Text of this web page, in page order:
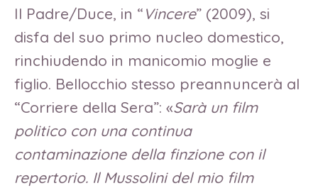
Il Padre/Duce, in “Vincere” (2009), si
disfa del suo primo nucleo domestico,
rinchiudendo in manicomio moglie e
figlio. Bellocchio stesso preannuncerà al
“Corriere della Sera”: «Sarà un film
politico con una continua
contaminazione della finzione con il
repertorio. Il Mussolini del mio film